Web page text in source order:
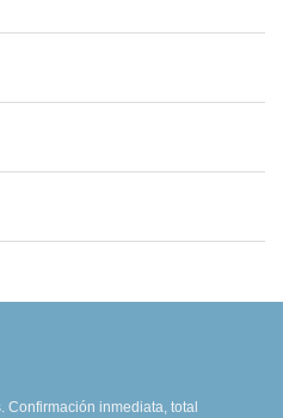
Confirmación inmediata, total